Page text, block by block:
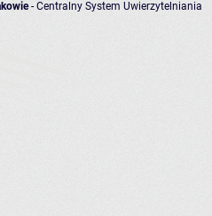
- Centralny System Uwierzytelniania